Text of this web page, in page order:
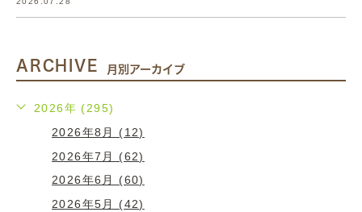
ARCHIVE 月別アーカイブ
2026年 (295)
2026年8月 (12)
2026年7月 (62)
2026年6月 (60)
2026年5月 (42)